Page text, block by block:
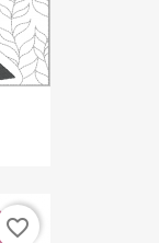
favorite_border